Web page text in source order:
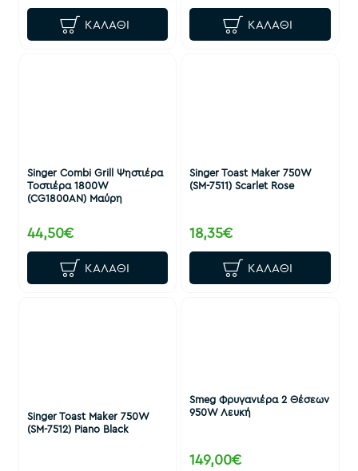
ΚΑΛΆΘΙ ΚΑΛΆΘΙ
Singer Combi Grill Ψηστιέρα
Τοστιέρα 1800W
(CG1800AN) Μαύρη
44,50€
ΚΑΛΆΘΙ
Singer Toast Maker 750W
(SM-7511) Scarlet Rose
18,35€
ΚΑΛΆΘΙ
Singer Toast Maker 750W
(SM-7512) Piano Black
Smeg Φρυγανιέρα 2 Θέσεων
950W Λευκή
149,00€